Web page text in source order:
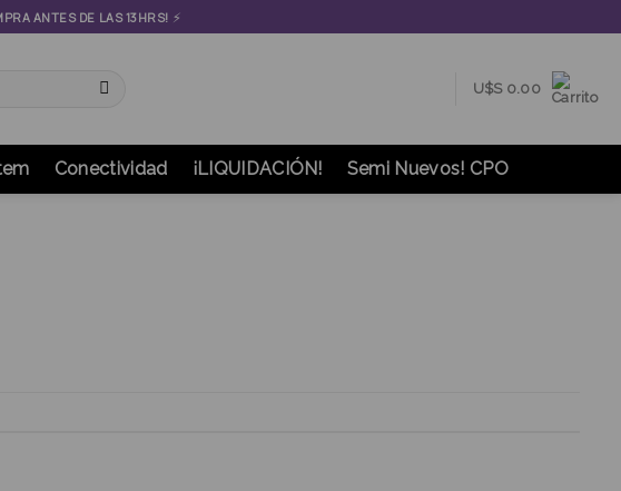
ANTES DE LAS 13HRS! ⚡
U$S 0.00
Conectividad ¡LIQUIDACIÓN! Semi Nuevos! CPO